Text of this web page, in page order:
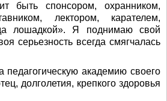
быть спонсором, охранником,
лектором, карателем,
лошадкой». Я поднимаю свой
серьезность всегда смягчалась
академию своего
долголетия, крепкого здоровья